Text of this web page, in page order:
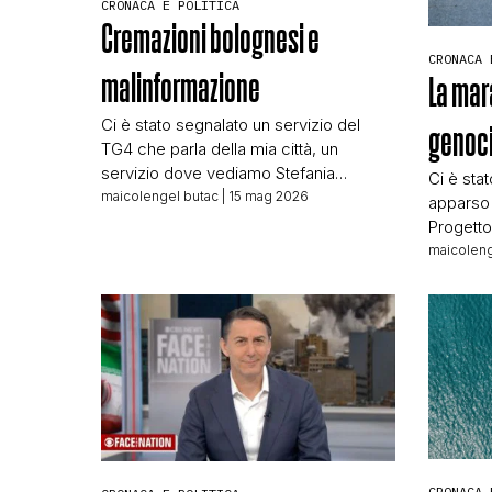
CRONACA E POLITICA
Cremazioni bolognesi e
malinformazione
Ci è stato segnalato un servizio del
TG4 che parla della mia città, un
servizio dove vediamo Stefania
Cavallaro, vicedirettore del TG4,
l’immagine che vedete in testa
all’articolo: Cavallaro, Bignami e sullo
sfondo sullo schermo dello studio
un’immagine del sindaco Matteo
Lepore. […]
maicolengel butac | 15 mag 2026
La
Ci è
È una
un’idea
tipo di
Siamo